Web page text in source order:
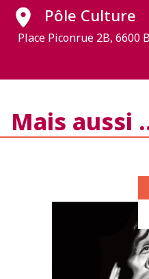
Pôle Culture
Place Piconrue 2B, 6600
Mais aussi